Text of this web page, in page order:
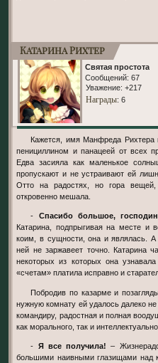
Катарина Рихтер
Святая простота
Сообщений: 67
Уважение: +217
Награды: 6
Кажется, имя Манфреда Рихтера в этом месте было одновременно
пенициллином и панацеей от всех
Едва засияла как маленькое
пропускают и не устраивают ей
Отто на радостях, но гора
откровенно мешала.
Спасибо большое,
Катарина, подпрыгивая на месте и
коим, в сущности, она и являлась. А
ней не заржавеет точно. Катарина
некоторых из которых она
«счетам» платила исправно и
Побродив по казарме и позаглядывая в некоторые двери – а найти
нужную комнату ей удалось далеко
командиру, радостная и полная
как морального, так и
Я все получила! –
большими наивными глазищами над